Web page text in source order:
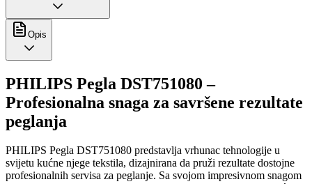
Opis
PHILIPS Pegla DST751080 –
Profesionalna snaga za savršene rezultate
peglanja
PHILIPS Pegla DST751080 predstavlja vrhunac tehnologije u
svijetu kućne njege tekstila, dizajnirana da pruži rezultate dostojne
profesionalnih servisa za peglanje. Sa svojom impresivnom snagom